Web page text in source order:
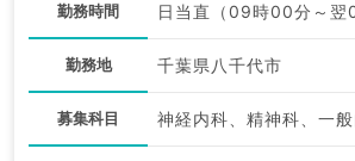
勤務時間
勤務地 千葉県八千代市
募集科目